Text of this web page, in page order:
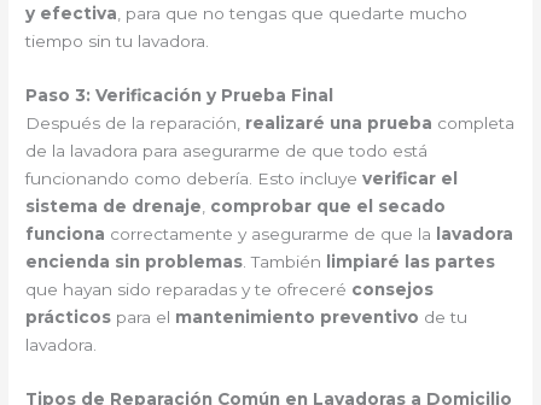
y efectiva, para que no tengas que quedarte mucho
tiempo sin tu lavadora.
Paso 3: Verificación y Prueba Final
Después de la reparación, realizaré una prueba completa
de la lavadora para asegurarme de que todo está
funcionando como debería. Esto incluyeverificar el
sistema de drenaje comprobar que el secado
funciona correctamente y asegurarme de que la
lavadora
encienda sin problemas . También
limpiaré las partes
que hayan sido reparadas y te ofreceré consejos
prácticos para el mantenimiento preventivo de tu
lavadora.
Tipos de Reparación Común en Lavadoras a Domicilio